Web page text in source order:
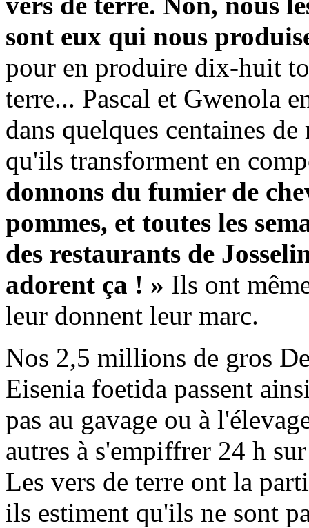
sont eux qui nous
pour en produire dix-huit
terre... Pascal et Gwenola
dans quelques centaines
qu'ils transforment en
donnons du fumier de
pommes, et toutes les
des restaurants de
adorent ça ! » Ils ont
leur donnent leur marc.
Nos 2,5 millions de gros
Eisenia foetida passent
pas au gavage ou à
autres à s'empiffrer 24 h
Les vers de terre ont la
ils estiment qu'ils ne sont